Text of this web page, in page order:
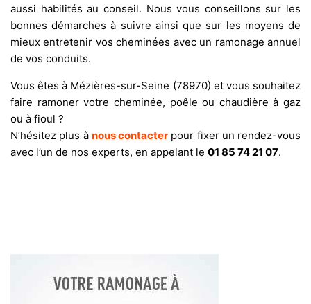
aussi habilités au conseil. Nous vous conseillons sur les
bonnes démarches à suivre ainsi que sur les moyens de
mieux entretenir vos cheminées avec un ramonage annuel
de vos conduits.
Vous êtes à Mézières-sur-Seine (78970) et vous souhaitez
faire ramoner votre cheminée, poêle ou chaudière à gaz
ou à fioul ?
N’hésitez plus à nous contacter pour fixer un rendez-vous
avec l’un de nos experts, en appelant le 01 85 74 21 07.